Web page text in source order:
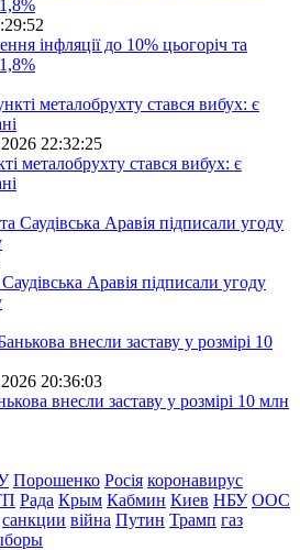
інфляції до 10% цьогоріч та
22:32:25
металобрухту стався вибух: є
Аравія підписали угоду
20:36:03
внесли заставу у розмірі 10 млн
Порошенко Росія коронавирус
Рада Крым Кабмин Киев НБУ ООС
санкции війна Путин Трамп газ